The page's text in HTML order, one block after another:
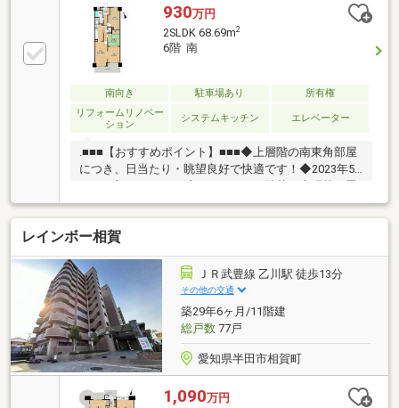
930万円
2SLDK 68.69m2
6階 南
南向き 駐車場あり
所有権
リフォームリノベー
ション
システムキッチン エレベーター
.■■■【おすすめポイント】■■■◆上層階の南東角部屋
につき、日当たり・眺望良好で快適です！◆2023年5
表替え）◆家族が増えても長く住み続けられる、広々
4LDK！◆忙しい朝でも、家事が捗る2WAY洗面室！◆
ペット可物件！大切なご家族と一緒に暮らせます♪◆
徒歩圏内に、保育園、小・中学校、ドラッグストア、
コンビニ有！■■■【周辺環境】■■■緒川小学校 徒歩
約10分北部中学校 徒歩約8分緒川保育園 徒歩約7分
■■■【ご内覧・ご来店 ご希望のお客様へ】■■■ご来
店・ご案内可能です！ご希望のお日にちをお気軽にご
連絡ください♪
レインボー相賀
ＪＲ武豊線 乙川駅 徒歩13分
その他の交通
築29年6ヶ月/11階建
総戸数77戸
愛知県半田市相賀町
1,090万円